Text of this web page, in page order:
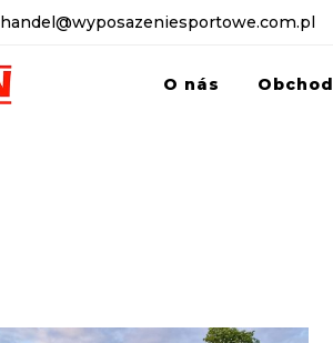
handel@wyposazeniesportowe.com.pl
O nás Obchod